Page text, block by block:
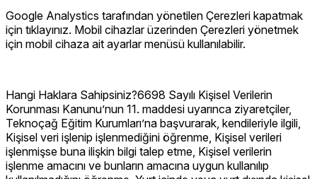
Google Analystics tarafından yönetilen Çerezleri kapatmak
için tıklayınız. Mobil cihazlar üzerinden Çerezleri yönetmek
için mobil cihaza ait ayarlar menüsü kullanılabilir.
Hangi Haklara Sahipsiniz?6698 Sayılı Kişisel Verilerin
Korunması Kanunu’nun 11. maddesi uyarınca ziyaretçiler,
Teknoçağ Eğitim Kurumları’na başvurarak, kendileriyle ilgili,
Kişisel veri işlenip işlenmediğini öğrenme, Kişisel verileri
işlenmişse buna ilişkin bilgi talep etme, Kişisel verilerin
işlenme amacını ve bunların amacına uygun kullanılıp